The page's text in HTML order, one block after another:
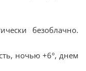
безоблачно.
ночью +6°, днем